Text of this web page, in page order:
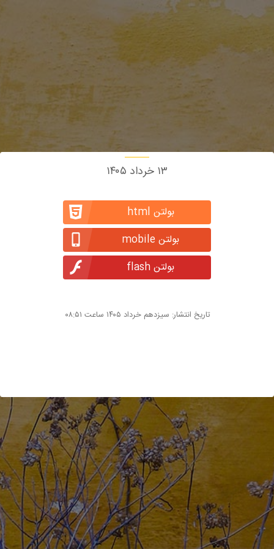
۱۳ خرداد ۱۴۰۵
بولتن html
بولتن mobile
بولتن flash
تاریخ انتشار: سیزدهم خرداد ۱۴۰۵ ساعت ۰۸:۵۱